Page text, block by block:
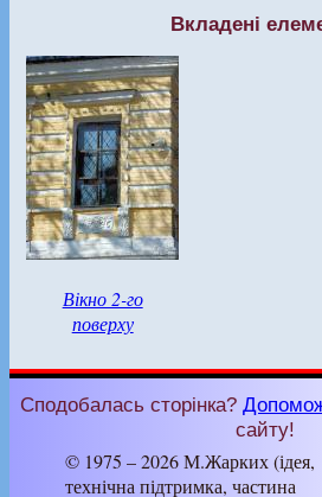
Вкладені
Вікно 2-го
поверху
Сподобалась сторінка?
сайту!
© 1975 – 2026 М.Жарких (ідея,
технічна підтримка, частина